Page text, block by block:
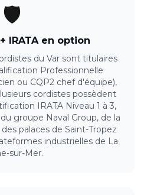
🛡️
+ IRATA en option
du Var sont titulaires
Professionnelle
ou CQP2 chef d'équipe),
cordistes possèdent
IRATA Niveau 1 à 3,
groupe Naval Group, de la
palaces de Saint-Tropez
industrielles de La
sur-Mer.